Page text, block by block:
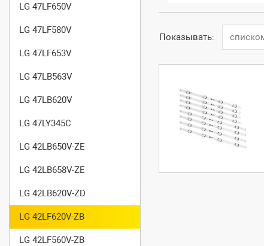
LG 47LF650V
LG 47LF580V
LG 47LF653V
LG 47LB563V
LG 47LB620V
LG 47LY345C
LG 42LB650V-ZE
LG 42LB658V-ZE
LG 42LB620V-ZD
LG 42LF620V-ZB
LG 42LF560V-ZB
Показывать: